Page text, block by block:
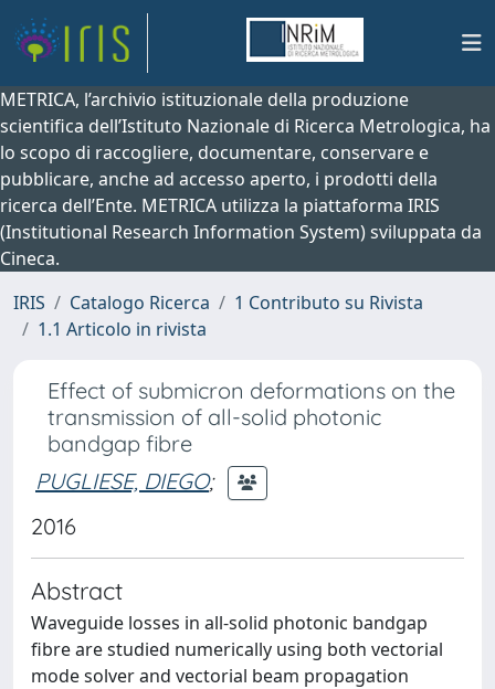
METRICA, l’archivio istituzionale della produzione
scientifica dell’Istituto Nazionale di Ricerca Metrologica, ha
lo scopo di raccogliere, documentare, conservare e
pubblicare, anche ad accesso aperto, i prodotti della
ricerca dell’Ente. METRICA utilizza la piattaforma IRIS
(Institutional Research Information System) sviluppata da
Cineca.
IRIS
Catalogo Ricerca
1 Contributo su Rivista
1.1 Articolo in rivista
Effect of submicron deformations on the
transmission of all-solid photonic
bandgap fibre
PUGLIESE, DIEGO;
2016
Abstract
Waveguide losses in all-solid photonic bandgap
fibre are studied numerically using both vectorial
mode solver and vectorial beam propagation